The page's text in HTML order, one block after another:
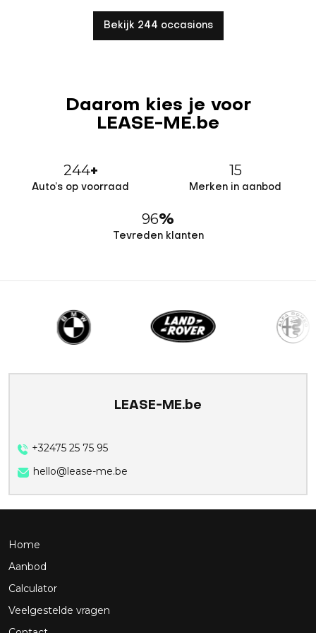
Bekijk 244 occasions
Daarom kies je voor
LEASE-ME.be
244+
Auto’s op voorraad
15
Merken in aanbod
96%
Tevreden klanten
LEASE-ME.be
+32475 25 75 95
hello@lease-me.be
Home
Aanbod
Calculator
Veelgestelde vragen